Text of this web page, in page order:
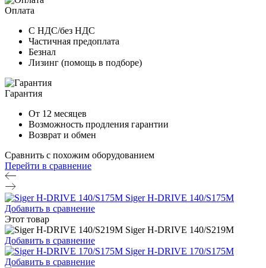
Оплата
С НДС/без НДС
Частичная предоплата
Безнал
Лизинг (помощь в подборе)
Гарантия
От 12 месяцев
Возможность продления гарантии
Возврат и обмен
Сравнить с похожим оборудованием
Перейти в сравнение
Siger H-DRIVE 140/S175M
Добавить в сравнение
Этот товар
Siger H-DRIVE 140/S219M
Добавить в сравнение
Siger H-DRIVE 170/S175M
Добавить в сравнение